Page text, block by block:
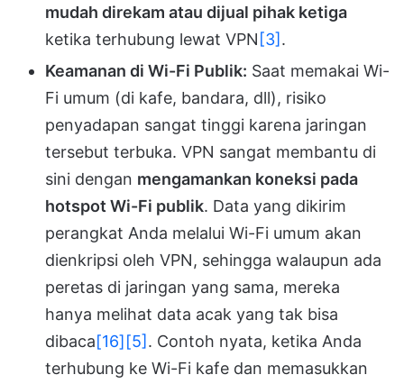
mudah direkam atau dijual pihak ketiga
ketika terhubung lewat VPN [3] .
Keamanan di Wi-Fi Publik: Saat memakai Wi-
Fi umum (di kafe, bandara, dll), risiko
penyadapan sangat tinggi karena jaringan
tersebut terbuka. VPN sangat membantu di
sini dengan mengamankan koneksi pada
hotspot Wi-Fi publik. Data yang dikirim
perangkat Anda melalui Wi-Fi umum akan
dienkripsi oleh VPN, sehingga walaupun ada
peretas di jaringan yang sama, mereka
hanya melihat data acak yang tak bisa
dibaca[16][5] . Contoh nyata, ketika Anda
terhubung ke Wi-Fi kafe dan memasukkan